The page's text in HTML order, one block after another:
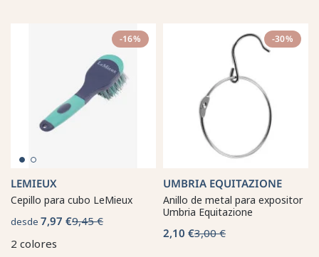
-16%
LEMIEUX
Cepillo para cubo LeMieux
desde 7,97 €9,45 €
2 colores
-30%
UMBRIA EQUITAZIONE
Anillo de metal para expositor
Umbria Equitazione
2,10 €3,00 €